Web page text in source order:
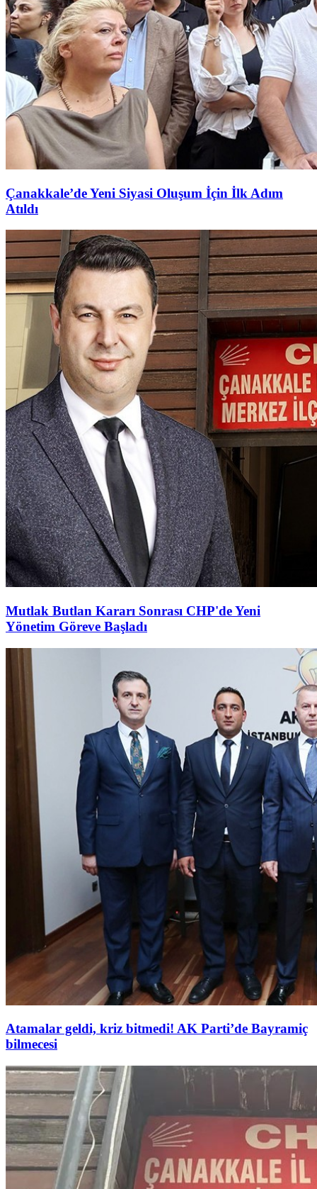
Çanakkale’de Yeni Siyasi Oluşum İçin İlk Adım
Atıldı
Mutlak Butlan Kararı Sonrası CHP'de Yeni
Yönetim Göreve Başladı
Atamalar geldi, kriz bitmedi! AK Parti’de Bayramiç
bilmecesi